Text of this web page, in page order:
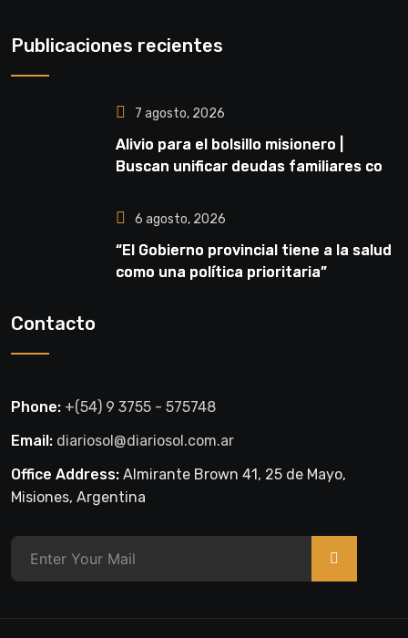
Publicaciones recientes
7 agosto, 2026
Alivio para el bolsillo misionero |
Buscan unificar deudas familiares con
6 agosto, 2026
“El Gobierno provincial tiene a la salud
como una política prioritaria”
Contacto
Phone: +(54) 9 3755 - 575748
Email: diariosol@diariosol.com.ar
Office Address: Almirante Brown 41, 25 de Mayo,
Misiones, Argentina
>